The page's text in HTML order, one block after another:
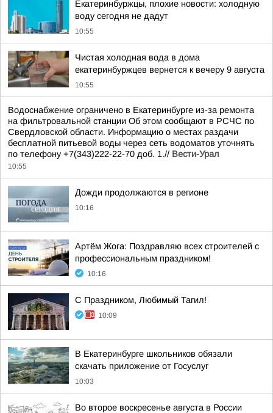
Екатеринбуржцы, плохие новости: холодную
воду сегодня не дадут
10:55
Чистая холодная вода в дома
екатеринбуржцев вернется к вечеру 9 августа
10:55
Водоснабжение ограничено в Екатеринбурге из-за ремонта
на фильтровальной станции Об этом сообщают в РСЧС по
Свердловской области. Информацию о местах раздачи
бесплатной питьевой воды через сеть водоматов уточнять
по телефону +7(343)222-22-70 доб. 1.// Вести-Урал
10:55
Дожди продолжаются в регионе
10:16
Артём Жога: Поздравляю всех строителей с
профессиональным праздником!
10:16
С Праздником, Любимый Тагил!
10:09
В Екатеринбурге школьников обязали
скачать приложение от Госуслуг
10:03
Во второе воскресенье августа в России